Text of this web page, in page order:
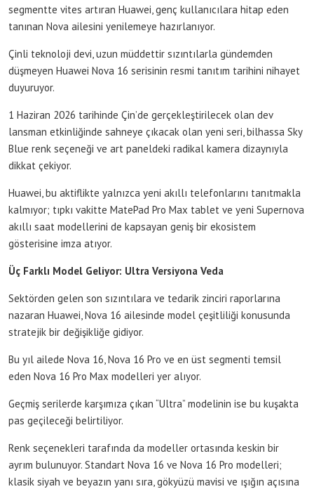
segmentte vites artıran Huawei, genç kullanıcılara hitap eden
tanınan Nova ailesini yenilemeye hazırlanıyor.
Çinli teknoloji devi, uzun müddettir sızıntılarla gündemden
düşmeyen Huawei Nova 16 serisinin resmi tanıtım tarihini nihayet
duyuruyor.
1 Haziran 2026 tarihinde Çin’de gerçekleştirilecek olan dev
lansman etkinliğinde sahneye çıkacak olan yeni seri, bilhassa Sky
Blue renk seçeneği ve art paneldeki radikal kamera dizaynıyla
dikkat çekiyor.
Huawei, bu aktiflikte yalnızca yeni akıllı telefonlarını tanıtmakla
kalmıyor; tıpkı vakitte MatePad Pro Max tablet ve yeni Supernova
akıllı saat modellerini de kapsayan geniş bir ekosistem
gösterisine imza atıyor.
Üç Farklı Model Geliyor: Ultra Versiyona Veda
Sektörden gelen son sızıntılara ve tedarik zinciri raporlarına
nazaran Huawei, Nova 16 ailesinde model çeşitliliği konusunda
stratejik bir değişikliğe gidiyor.
Bu yıl ailede Nova 16, Nova 16 Pro ve en üst segmenti temsil
eden Nova 16 Pro Max modelleri yer alıyor.
Geçmiş serilerde karşımıza çıkan “Ultra” modelinin ise bu kuşakta
pas geçileceği belirtiliyor.
Renk seçenekleri tarafında da modeller ortasında keskin bir
ayrım bulunuyor. Standart Nova 16 ve Nova 16 Pro modelleri;
klasik siyah ve beyazın yanı sıra, gökyüzü mavisi ve ışığın açısına